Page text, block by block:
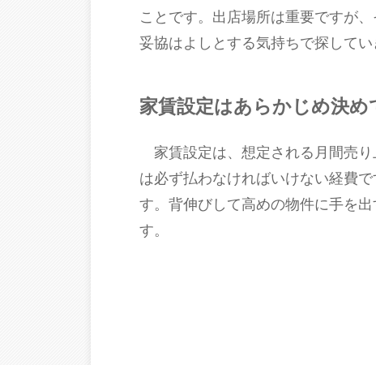
ことです。出店場所は重要ですが
妥協はよしとする気持ちで探してい
家賃設定はあらかじめ決め
家賃設定は、想定される月間売
は必ず払わなければいけない経費
す。背伸びして高めの物件に手を
す。